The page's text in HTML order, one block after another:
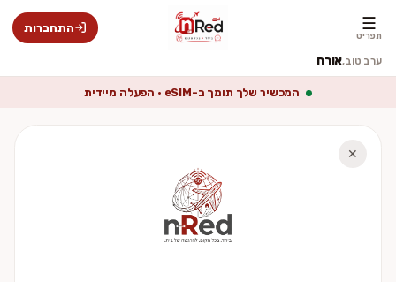
☰
תפריט
התחברות
ערב טוב,אורח
המכשיר שלך תומך ב-eSIM · הפעלה מיידית
✕